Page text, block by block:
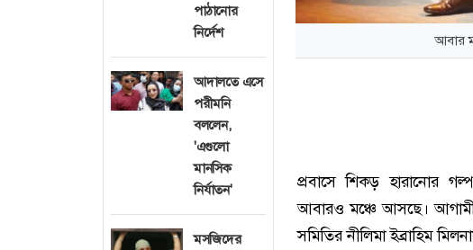
পাঠানোর
নির্দেশ
আদালতে এসে
পরীমনি
বললেন,
'এগুলো
মানসিক
নির্যাতন'
মসজিদের
আবার
প্রবাসে শিকড় হারানোর গল্প
আবারও মঞ্চে আসছে। আগামী
সমিতির নীলিমা ইব্রাহিম